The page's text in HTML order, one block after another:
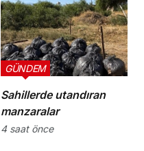
niteliği taşıyor”
Sahillerde utandıran
manzaralar
GÜNDEM
4 saat önce